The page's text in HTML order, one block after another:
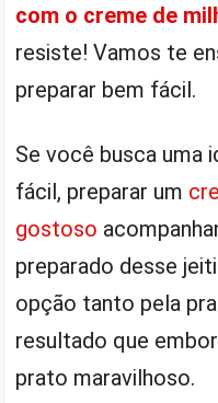
com o creme de
resiste! Vamos te
preparar bem fácil.
Se você busca uma
fácil, preparar um
gostoso
preparado desse
opção tanto pela
resultado que
prato maravilhoso.